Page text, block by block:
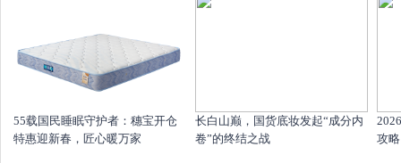
55载国民睡眠守护者：穗宝开仓
特惠迎新春，匠心暖万家
长白山巅，国货底妆发起“成分内
卷”的终结之战
攻略